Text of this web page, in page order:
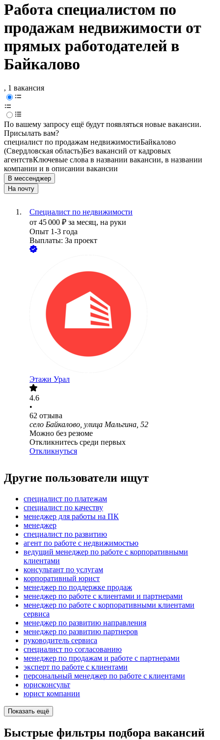
Работа специалистом по
продажам недвижимости от
прямых работодателей в
Байкалово
, 1 вакансия
По вашему запросу ещё будут появляться новые вакансии.
Присылать вам?
специалист по продажам недвижимостиБайкалово
(Свердловская область)Без вакансий от кадровых
агентствКлючевые слова в названии вакансии, в названии
компании и в описании вакансии
В мессенджер
На почту
Специалист по недвижимости
от 45 000 ₽ за месяц, на руки
Опыт 1-3 года
Выплаты: За проект
Этажи Урал
4.6
•
62 отзыва
село Байкалово, улица Мальгина, 52
Можно без резюме
Откликнитесь среди первых
Откликнуться
Другие пользователи ищут
специалист по платежам
специалист по качеству
менеджер для работы на ПК
менеджер
специалист по развитию
агент по работе с недвижимостью
ведущий менеджер по работе с корпоративными
клиентами
консультант по услугам
корпоративный юрист
менеджер по поддержке продаж
менеджер по работе с клиентами и партнерами
менеджер по работе с корпоративными клиентами
сервиса
менеджер по развитию направления
менеджер по развитию партнеров
руководитель сервиса
специалист по согласованию
менеджер по продажам и работе с партнерами
эксперт по работе с клиентами
персональный менеджер по работе с клиентами
юрисконсульт
юрист компании
Показать ещё
Быстрые фильтры подбора вакансий